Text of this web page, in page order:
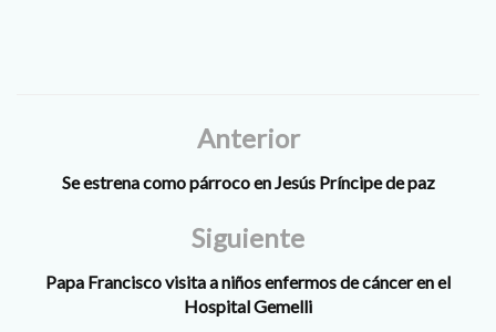
Anterior
Se estrena como párroco en Jesús Príncipe de paz
Siguiente
Papa Francisco visita a niños enfermos de cáncer en el
Hospital Gemelli